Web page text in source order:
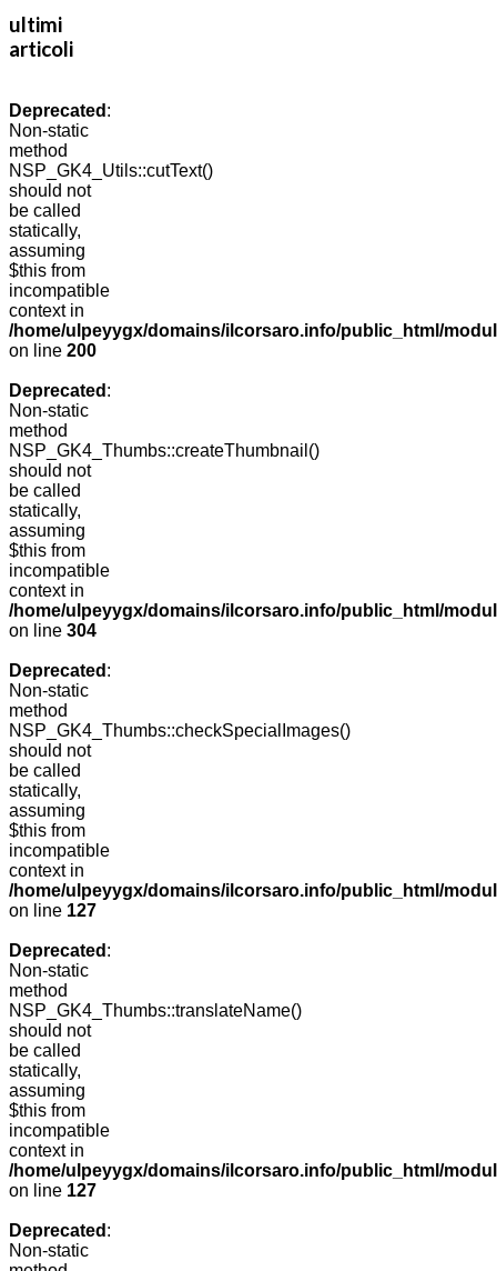
ultimi
articoli
Deprecated :
Non-static
method
NSP_GK4_Utils::cutText()
should not
be called
statically,
assuming
$this from
incompatible
context in
/home/ulpeyygx/domains/ilcorsaro.info/public_html/
on line 200
Deprecated :
Non-static
method
NSP_GK4_Thumbs::createThumbnail()
should not
be called
statically,
assuming
$this from
incompatible
context in
/home/ulpeyygx/domains/ilcorsaro.info/public_html/
on line 304
Deprecated :
Non-static
method
NSP_GK4_Thumbs::checkSpecialImages()
should not
be called
statically,
assuming
$this from
incompatible
context in
/home/ulpeyygx/domains/ilcorsaro.info/public_html/
on line 127
Deprecated :
Non-static
method
NSP_GK4_Thumbs::translateName()
should not
be called
statically,
assuming
$this from
incompatible
context in
/home/ulpeyygx/domains/ilcorsaro.info/public_html/
on line 127
Deprecated :
Non-static